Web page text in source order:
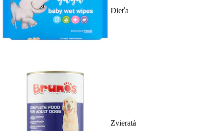
Dieťa
Zvieratá